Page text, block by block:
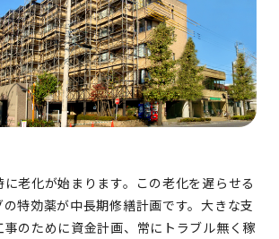
老化が始まります。この老化を遅らせる
特効薬が中長期修繕計画です。大きな支
事のために資金計画、常にトラブル無く稼